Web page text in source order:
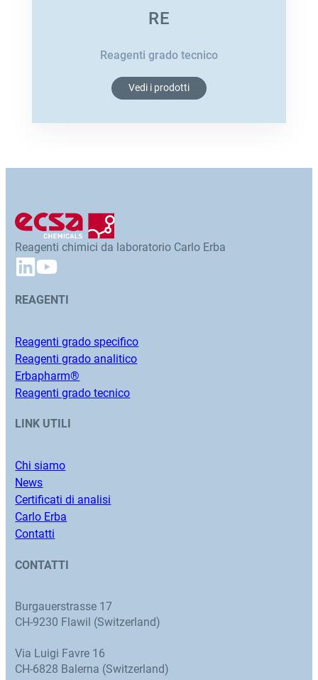
RE
Reagenti grado tecnico
Vedi i prodotti
Reagenti chimici da laboratorio Carlo Erba
REAGENTI
Reagenti grado specifico
Reagenti grado analitico
Erbapharm®
Reagenti grado tecnico
LINK UTILI
Chi siamo
News
Certificati di analisi
Carlo Erba
Contatti
CONTATTI
Burgauerstrasse 17
CH-9230 Flawil (Switzerland)
Via Luigi Favre 16
CH-6828 Balerna (Switzerland)